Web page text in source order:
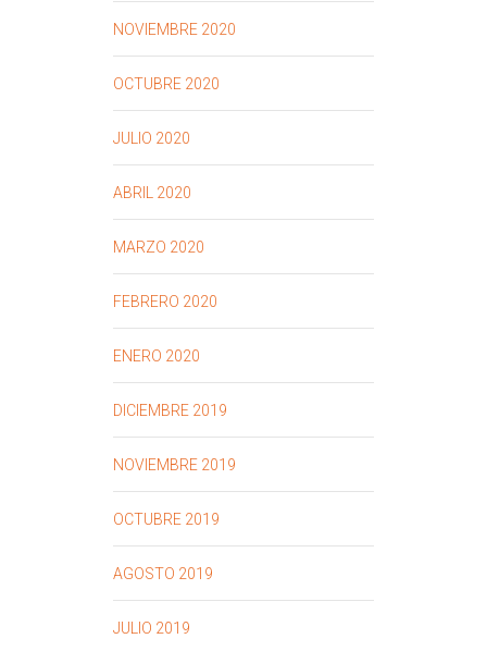
NOVIEMBRE 2020
OCTUBRE 2020
JULIO 2020
ABRIL 2020
MARZO 2020
FEBRERO 2020
ENERO 2020
DICIEMBRE 2019
NOVIEMBRE 2019
OCTUBRE 2019
AGOSTO 2019
JULIO 2019